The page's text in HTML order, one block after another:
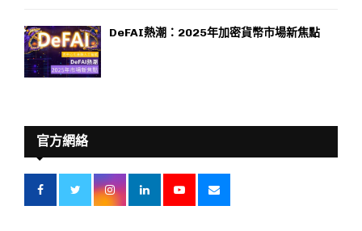
DeFAI熱潮：2025年加密貨幣市場新焦點
官方網絡